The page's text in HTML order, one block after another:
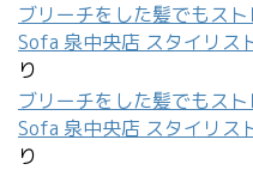
ブリーチをした髪でもス
Sofa 泉中央店 スタイリス
り
ブリーチをした髪でもス
Sofa 泉中央店 スタイリス
り